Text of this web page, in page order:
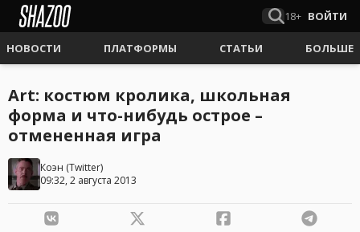
18+ ВОЙТИ
НОВОСТИ ПЛАТФОРМЫ СТАТЬИ БОЛЬШЕ
Art: костюм кролика, школьная
форма и что-нибудь острое –
отмененная игра
Коэн (Twitter)
09:32, 2 августа 2013